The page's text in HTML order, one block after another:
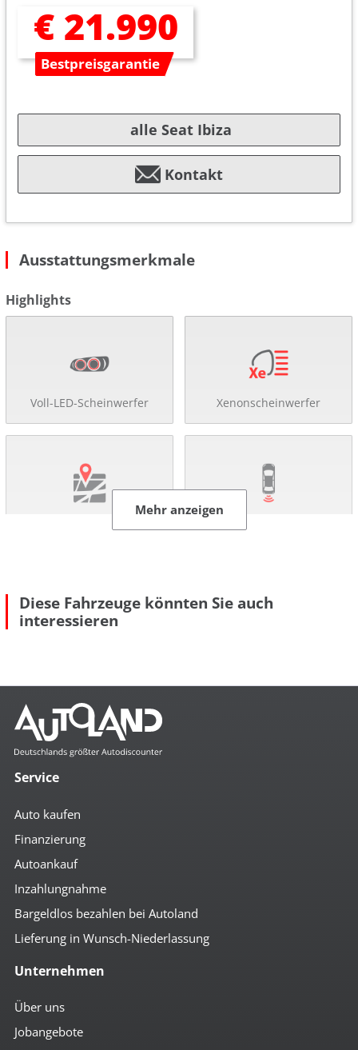
€ 21.990
Bestpreisgarantie
alle Seat Ibiza
Kontakt
Ausstattungsmerkmale
Highlights
Voll-LED-Scheinwerfer Xenonscheinwerfer
Mehr anzeigen
Komfort
2- Zonen Klimaautomatik
4x el. Fensterheber
Bordcomputer
Colorverglasung
el. anklappbare Spiegel
el. Spiegel
Getränkehalter
höhenverst. Beifahrersitz
höhenverst. Fahrersitz
höhenverst. Lenkrad
Lederlenkrad
Regensensor
Rückfahr-Kamera
Mehr anzeigen
Diese Fahrzeuge könnten Sie auch
interessieren
Service
Auto kaufen
Finanzierung
Autoankauf
Inzahlungnahme
Bargeldlos bezahlen bei Autoland
Lieferung in Wunsch-Niederlassung
Unternehmen
Über uns
Jobangebote